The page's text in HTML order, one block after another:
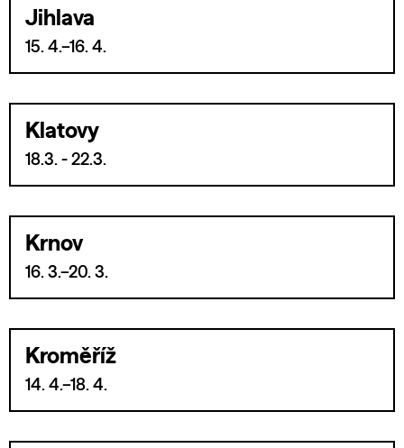
Jihlava
15. 4.–16. 4.
Klatovy
18.3. - 22.3.
Krnov
16. 3.–20. 3.
Kroměříž
14. 4.–18. 4.